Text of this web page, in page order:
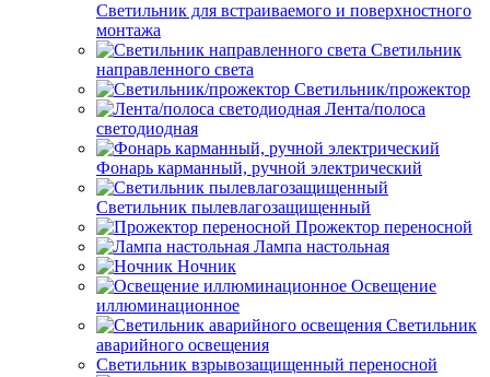
Светильник для встраиваемого и поверхностного
монтажа
Светильник
направленного света
Светильник/прожектор
Лента/полоса
светодиодная
Фонарь карманный, ручной электрический
Светильник пылевлагозащищенный
Прожектор переносной
Лампа настольная
Ночник
Освещение
иллюминационное
Светильник
аварийного освещения
Светильник взрывозащищенный переносной